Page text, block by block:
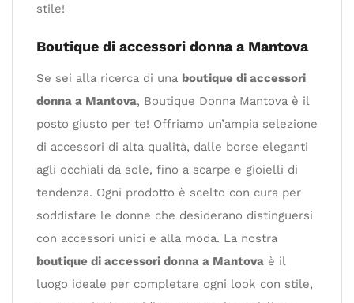
stile!
Boutique di accessori donna a Mantova
Se sei alla ricerca di una boutique di accessori
donna a Mantova, Boutique Donna Mantova è il
posto giusto per te! Offriamo un’ampia selezione
di accessori di alta qualità, dalle borse eleganti
agli occhiali da sole, fino a scarpe e gioielli di
tendenza. Ogni prodotto è scelto con cura per
soddisfare le donne che desiderano distinguersi
con accessori unici e alla moda. La nostra
boutique di accessori donna a Mantova è il
luogo ideale per completare ogni look con stile,